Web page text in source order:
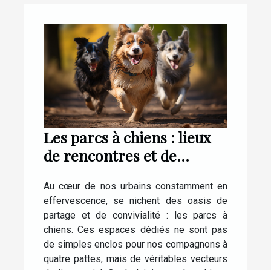
Les parcs à chiens : lieux
de rencontres et de
Au cœur de nos urbains constamment en
effervescence, se nichent des oasis de
partage et de convivialité : les parcs à
chiens. Ces espaces dédiés ne sont pas
de simples enclos pour nos compagnons à
quatre pattes, mais de véritables vecteurs